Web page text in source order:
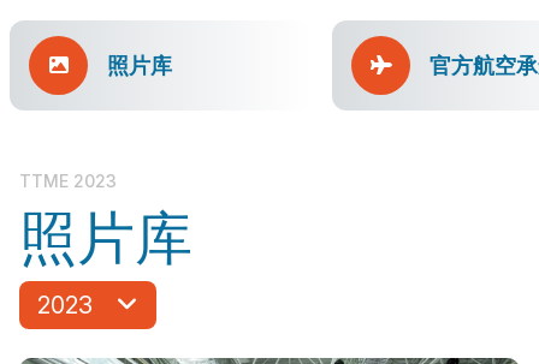
照片库 官方航空
TTME 2023
照片库
2023